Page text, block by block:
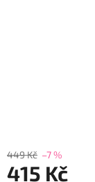
449 Kč –7 %
415 Kč